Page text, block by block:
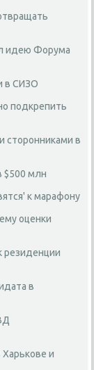
идею Форума
в СИЗО
подкрепить
сторонниками в
$500 млн
к марафону
оценки
резиденции
в
и